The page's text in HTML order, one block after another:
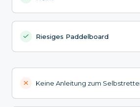
Riesiges Paddelboard
Keine Anleitung zum